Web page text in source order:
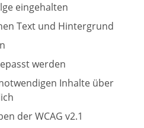
eingehalten
Text und Hintergrund
werden
Inhalte über
der WCAG v2.1